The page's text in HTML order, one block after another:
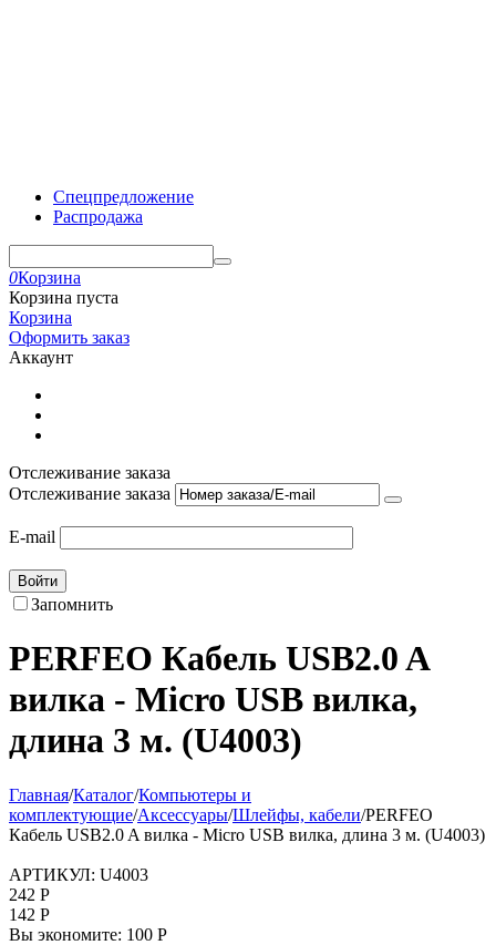
Спецпредложение
Распродажа
0Корзина
Корзина пуста
Корзина
Оформить заказ
Аккаунт
Отслеживание заказа
Отслеживание заказа
E-mail
Войти
Запомнить
PERFEO Кабель USB2.0 A
вилка - Micro USB вилка,
длина 3 м. (U4003)
Главная/Каталог/Компьютеры и
комплектующие/Аксессуары/Шлейфы, кабели/PERFEO
Кабель USB2.0 A вилка - Micro USB вилка, длина 3 м. (U4003)
АРТИКУЛ: U4003
242 Р
142 Р
Вы экономите: 100 Р